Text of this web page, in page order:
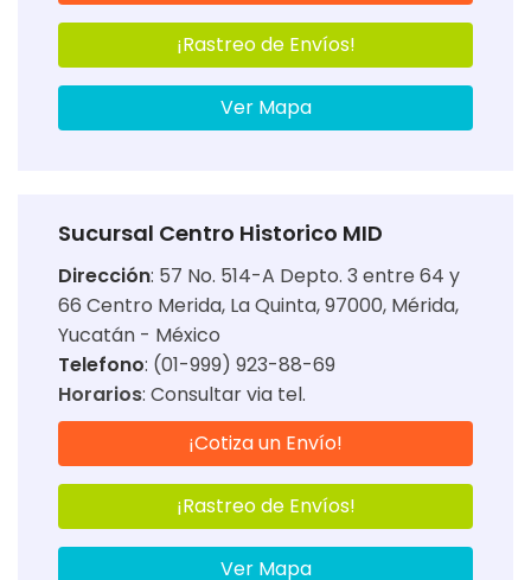
¡Rastreo de Envíos!
Ver Mapa
Sucursal Centro Historico MID
Dirección: 57 No. 514-A Depto. 3 entre 64 y
66 Centro Merida, La Quinta, 97000, Mérida,
Yucatán - México
Telefono: (01-999) 923-88-69
Horarios: Consultar via tel.
¡Cotiza un Envío!
¡Rastreo de Envíos!
Ver Mapa